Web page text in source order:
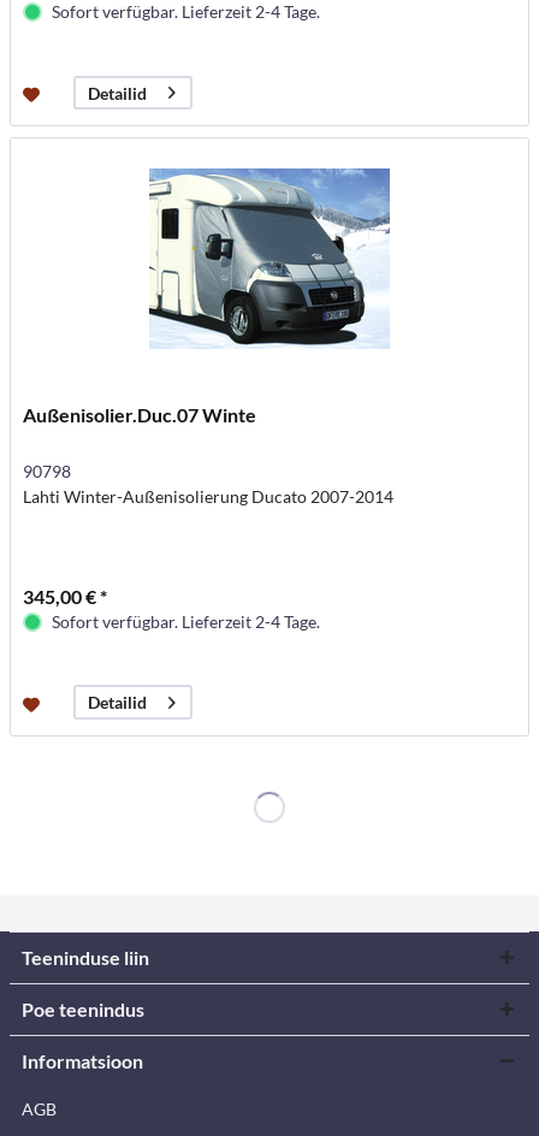
Sofort verfügbar. Lieferzeit 2-4 Tage.
Detailid
Außenisolier.Duc.07 Winte
90798
Lahti Winter-Außenisolierung Ducato 2007-2014
345,00 € *
Sofort verfügbar. Lieferzeit 2-4 Tage.
Detailid
Teeninduse liin
Poe teenindus
Informatsioon
AGB